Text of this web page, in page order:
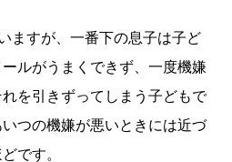
ますが、一番下の息子は子ど
ルがうまくできず、一度機嫌
を引きずってしまう子どもで
つの機嫌が悪いときには近づ
です。